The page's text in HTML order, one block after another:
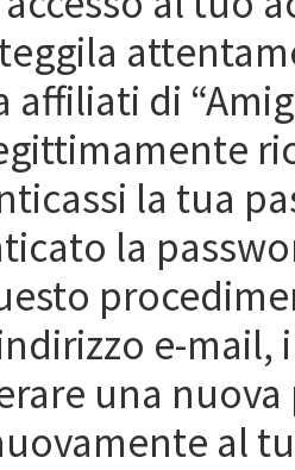
affiliati di
la tua
la
e-mail,
una
al